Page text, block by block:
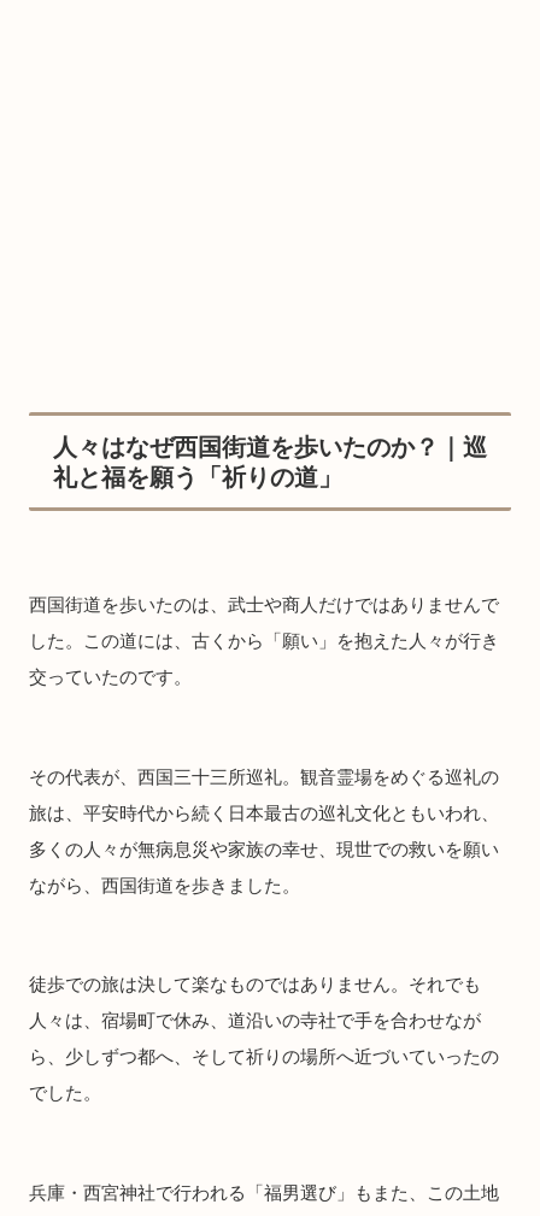
人々はなぜ西国街道を歩いたのか？｜巡
礼と福を願う「祈りの道」
西国街道を歩いたのは、武士や商人だけではありませんで
した。この道には、古くから「願い」を抱えた人々が行き
交っていたのです。
その代表が、西国三十三所巡礼。観音霊場をめぐる巡礼の
旅は、平安時代から続く日本最古の巡礼文化ともいわれ、
多くの人々が無病息災や家族の幸せ、現世での救いを願い
ながら、西国街道を歩きました。
徒歩での旅は決して楽なものではありません。それでも
人々は、宿場町で休み、道沿いの寺社で手を合わせなが
ら、少しずつ都へ、そして祈りの場所へ近づいていったの
でした。
兵庫・西宮神社で行われる「福男選び」もまた、この土地